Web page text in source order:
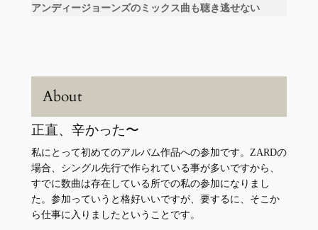
アンディージョーンズのミックス曲も聴き逃せない
About
正直、辛かった〜
私にとって初めてのアルバム作品への参加です。ZARDの
場合、シングル先行で作られている事が多いですから、
すでに数曲は存在している所での私の参加になりまし
た。参加っていうと格好いいですが、要するに、そこか
ら仕事に入りましたということです。